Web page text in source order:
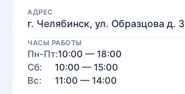
АДРЕС
г. Челябинск, ул. Образцова д. 3
ЧАСЫ РАБОТЫ
Пн-Пт:10:00 — 18:00
Сб:
10:00 — 15:00
Вс:
11:00 — 14:00